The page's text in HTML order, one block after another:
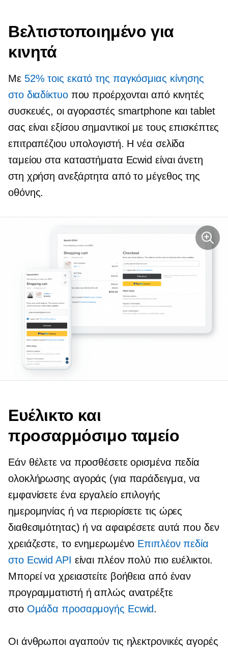
Βελτιστοποιημένο για
κινητά
Με 52% τοις εκατό της παγκόσμιας κίνησης
στο διαδίκτυοπου προέρχονται από κινητές
συσκευές, οι αγοραστές smartphone και tablet
σας είναι εξίσου σημαντικοί με τους επισκέπτες
επιτραπέζιου υπολογιστή. Η νέα σελίδα
ταμείου στα καταστήματα Ecwid είναι άνετη
στη χρήση ανεξάρτητα από το μέγεθος της
οθόνης.
Ευέλικτο και
προσαρμόσιμο ταμείο
Εάν θέλετε να προσθέσετε ορισμένα πεδία
ολοκλήρωσης αγοράς (για παράδειγμα, να
εμφανίσετε ένα εργαλείο επιλογής
ημερομηνίας ή να περιορίσετε τις ώρες
διαθεσιμότητας) ή να αφαιρέσετε αυτά που δεν
χρειάζεστε, το ενημερωμένο Επιπλέον πεδία
στο Ecwid API είναι πλέον πολύ πιο ευέλικτοι.
Μπορεί να χρειαστείτε βοήθεια από έναν
προγραμματιστή ή απλώς ανατρέξτε
στο Ομάδα προσαρμογής Ecwid.
Οι άνθρωποι αγαπούν τις ηλεκτρονικές αγορές